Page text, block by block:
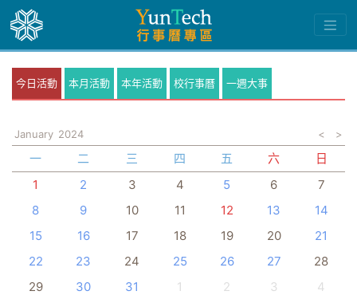
今日活動 本月活動 本年活動 校行事曆 一週大事
January 2024 < >
一 二 三 四 五 六
日
1
2 3 4 5 6
7
8
9 10 11 12 13
14
15
16 17 18 19 20
21
22
23 24 25 26 27
28
29
30 31 1 2 3
4